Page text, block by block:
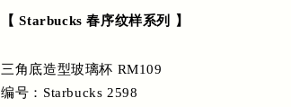
【 Starbucks 春序纹样系列 】
三角底造型玻璃杯 RM109
编号：Starbucks 2598